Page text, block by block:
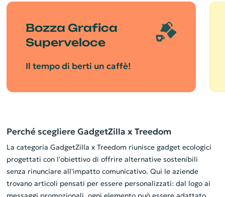
Bozza Grafica
Superveloce
Il tempo di berti un caffè!
Perché scegliere GadgetZilla x Treedom
La categoria GadgetZilla x Treedom riunisce gadget ecologici
progettati con l'obiettivo di offrire alternative sostenibili
senza rinunciare all'impatto comunicativo. Qui le aziende
trovano articoli pensati per essere personalizzati: dal logo ai